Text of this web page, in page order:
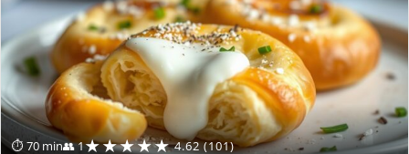
⏱ 70 min👥 1★★★★★ 4.62 (101)